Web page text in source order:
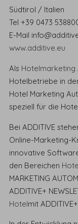
Südtirol / Italien
Tel +39 0473
E-Mail
www.additive.eu
Als Hotelmarketing
Hotelbetriebe in
Hotel Marketing
speziell für die
Bei ADDITIVE
Online-Marketing-
innovative
den Bereichen
MARKETING
ADDITIVE+
Hotelmit